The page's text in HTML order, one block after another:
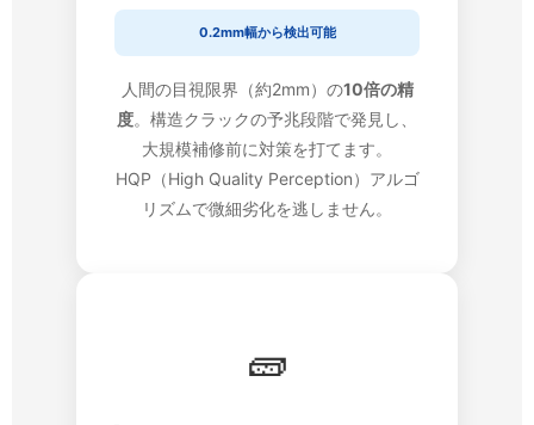
0.2mm幅から検出可能
人間の目視限界（約2mm）の10倍の精
度。構造クラックの予兆段階で発見し、
大規模補修前に対策を打てます。
HQP（High Quality Perception）アルゴ
リズムで微細劣化を逃しません。
🧱